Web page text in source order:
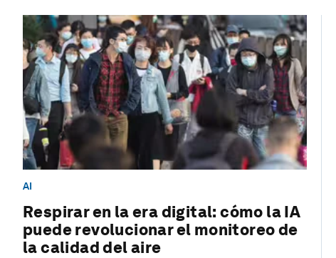
AI
Respirar en la era digital: cómo la IA
puede revolucionar el monitoreo de
la calidad del aire